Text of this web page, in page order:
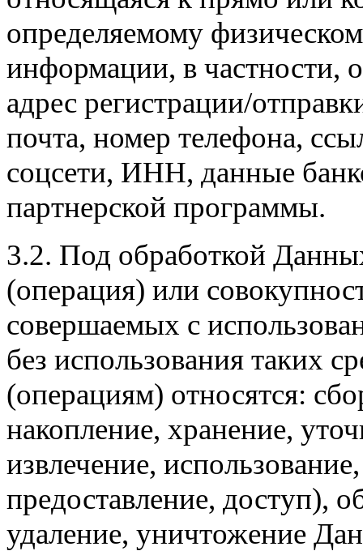
определяемому
информации, в частности,
адрес регистрации/
почта, номер телефона,
соцсети, ИНН, данные
партнерской программы.
3.2. Под обработкой
(операция) или
совершаемых с
без использования таких
(операциям) относятся:
накопление, хранение,
извлечение,
предоставление, доступ),
удаление, уничтожение